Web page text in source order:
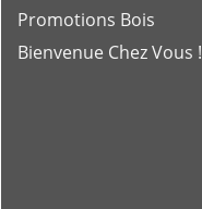
Promotions Bois
Bienvenue Chez Vous !